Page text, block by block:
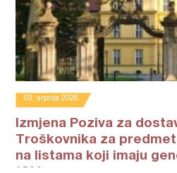
03. srpnja 2026.
Izmjena Poziva za
Troškovnika za
na listama koji imaju